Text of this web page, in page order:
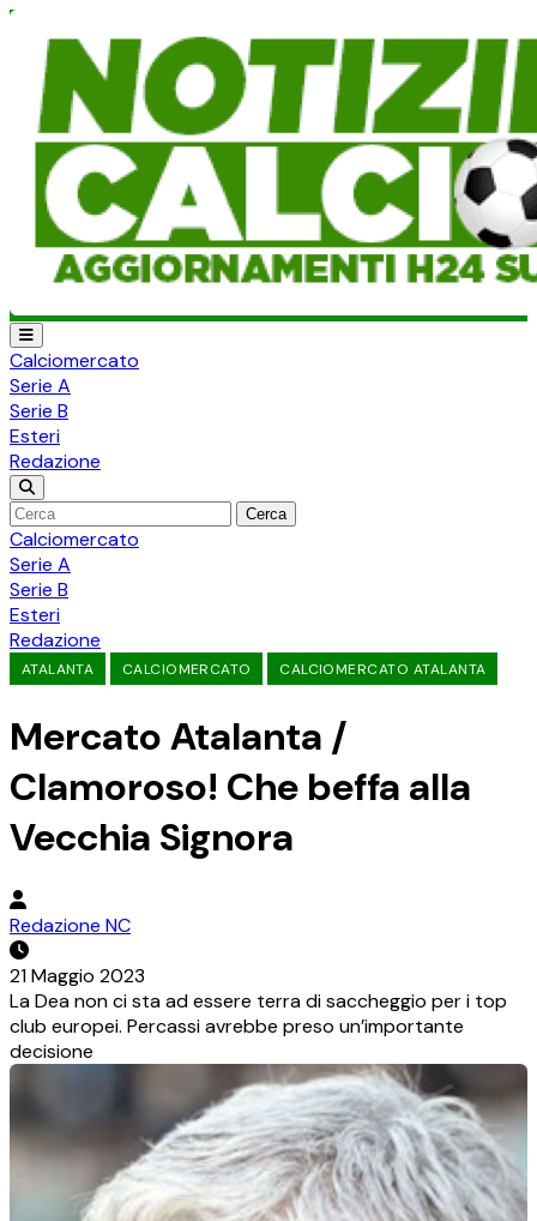
Calciomercato
Serie A
Serie B
Esteri
Redazione
Cerca
Calciomercato
Serie A
Serie B
Esteri
Redazione
ATALANTA CALCIOMERCATO CALCIOMERCATO ATALANTA
Mercato Atalanta /
Clamoroso! Che beffa alla
Vecchia Signora
Redazione NC
21 Maggio 2023
La Dea non ci sta ad essere terra di saccheggio per i top
club europei. Percassi avrebbe preso un’importante
decisione